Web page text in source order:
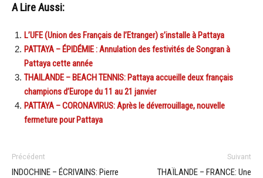
A Lire Aussi:
L’UFE (Union des Français de l’Etranger) s’installe à Pattaya
PATTAYA – ÉPIDÉMIE : Annulation des festivités de Songran à
Pattaya cette année
THAILANDE – BEACH TENNIS: Pattaya accueille deux français
champions d’Europe du 11 au 21 janvier
PATTAYA – CORONAVIRUS: Après le déverrouillage, nouvelle
fermeture pour Pattaya
Précédent
INDOCHINE – ÉCRIVAINS: Pierre
Suivant
THAÏLANDE – FRANCE: Une